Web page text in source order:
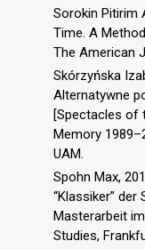
Sorokin Pitirim
Time. A
The American
Skórzyńska
Alternatywne
[Spectacles of
Memory
UAM.
Spohn Max,
“Klassiker”
Masterarbeit
Studies,